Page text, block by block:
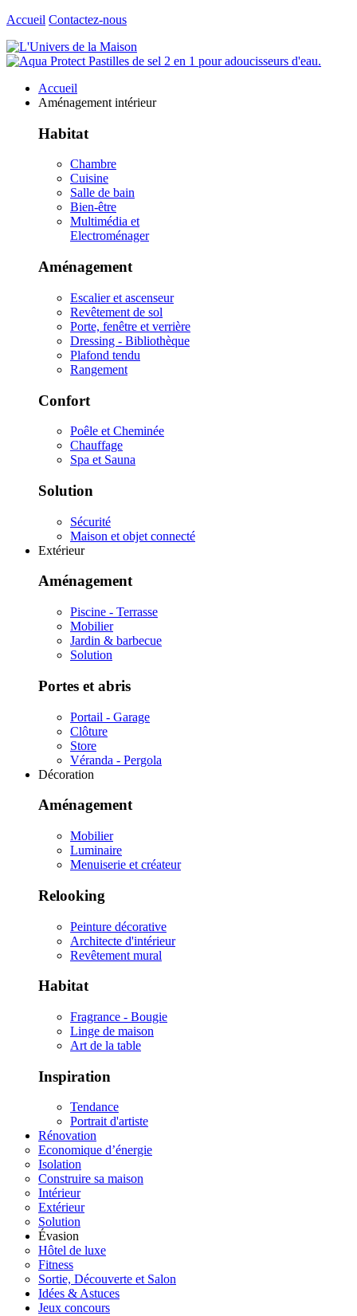
Accueil Contactez-nous
Accueil
Aménagement intérieur
Habitat
Chambre
Cuisine
Salle de bain
Bien-être
Multimédia et
Electroménager
Aménagement
Escalier et ascenseur
Revêtement de sol
Porte, fenêtre et verrière
Dressing - Bibliothèque
Plafond tendu
Rangement
Confort
Poêle et Cheminée
Chauffage
Spa et Sauna
Solution
Sécurité
Maison et objet connecté
Extérieur
Aménagement
Piscine - Terrasse
Mobilier
Jardin & barbecue
Solution
Portes et abris
Portail - Garage
Clôture
Store
Véranda - Pergola
Décoration
Aménagement
Mobilier
Luminaire
Menuiserie et créateur
Relooking
Peinture décorative
Architecte d'intérieur
Revêtement mural
Habitat
Fragrance - Bougie
Linge de maison
Art de la table
Inspiration
Tendance
Portrait d'artiste
Rénovation
Economique d’énergie
Isolation
Construire sa maison
Intérieur
Extérieur
Solution
Évasion
Hôtel de luxe
Fitness
Sortie, Découverte et Salon
Idées & Astuces
Jeux concours